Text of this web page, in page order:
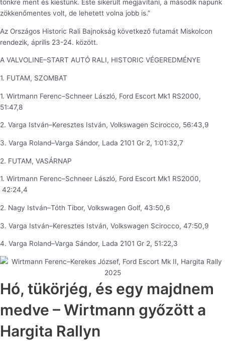
tönkre ment és kiestünk. Este sikerült megjavítani, a második napunk
zökkenőmentes volt, de lehetett volna jobb is.”
Az Országos Historic Rali Bajnokság következő futamát Miskolcon
rendezik, április 23-24. között.
A VALVOLINE–START AUTÓ RALI, HISTORIC VÉGEREDMÉNYE
1. FUTAM, SZOMBAT
1. Wirtmann Ferenc–Schneer László, Ford Escort Mk1 RS2000,
51:47,8
2. Varga István–Keresztes István, Volkswagen Scirocco, 56:43,9
3. Varga Roland–Varga Sándor, Lada 2101 Gr 2, 1:01:32,7
2. FUTAM, VASÁRNAP
1. Wirtmann Ferenc–Schneer László, Ford Escort Mk1 RS2000,
42:24,4
2. Nagy István–Tóth Tibor, Volkswagen Golf, 43:50,6
3. Varga István–Keresztes István, Volkswagen Scirocco, 47:50,9
4. Varga Roland–Varga Sándor, Lada 2101 Gr 2, 51:22,3
Hó, tükörjég, és egy majdnem
medve – Wirtmann győzött a
Hargita Rallyn